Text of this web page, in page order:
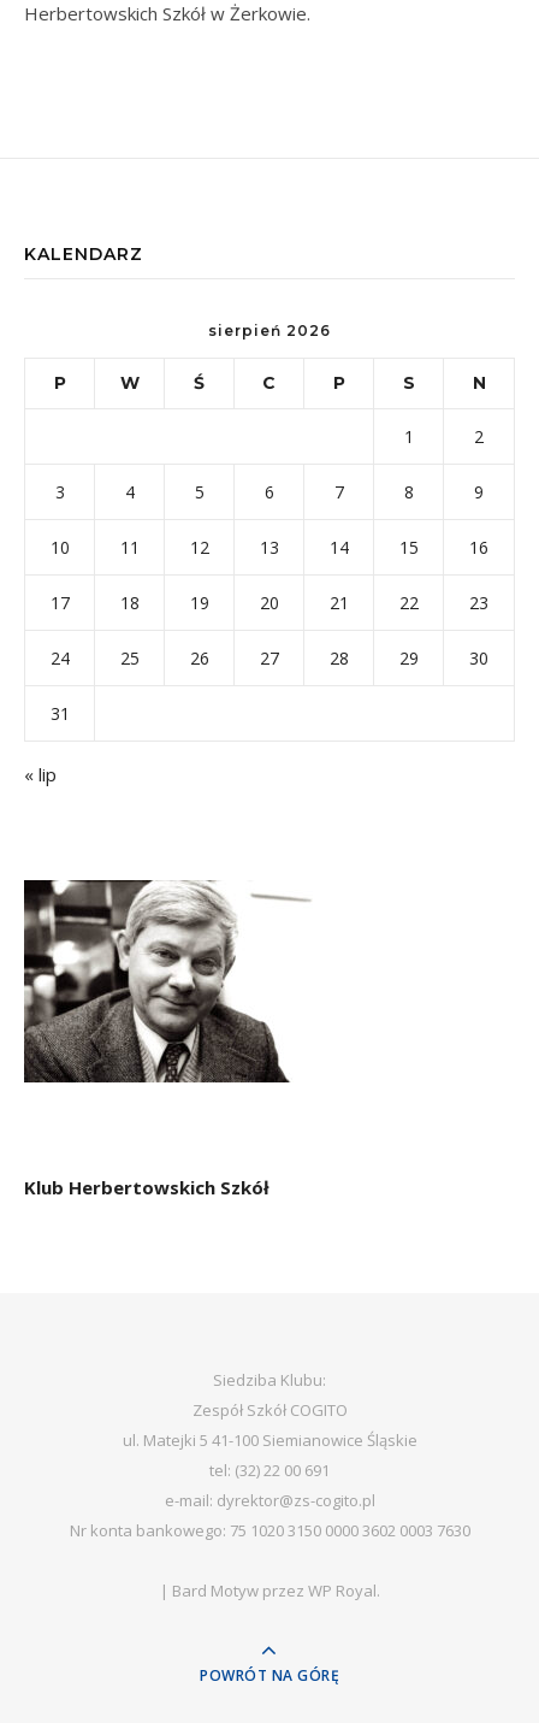
Herbertowskich Szkół w Żerkowie.
KALENDARZ
sierpień 2026
P W Ś C P S N
1 2
3 4 5 6 7 8 9
10 11 12 13 14 15 16
17 18 19 20 21 22 23
24 25 26 27 28 29 30
31
« lip
Klub Herbertowskich Szkół
Siedziba Klubu:
Zespół Szkół COGITO
ul. Matejki 5 41-100 Siemianowice Śląskie
tel: (32) 22 00 691
e-mail: dyrektor@zs-cogito.pl
Nr konta bankowego: 75 1020 3150 0000 3602 0003 7630
| Bard Motyw przez WP Royal.
POWRÓT NA GÓRĘ